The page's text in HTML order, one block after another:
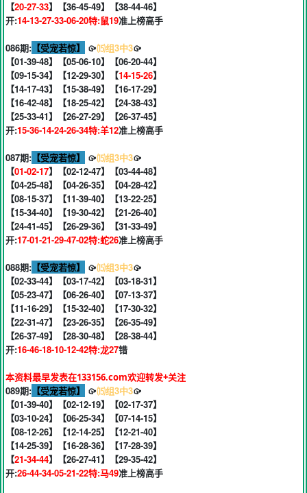
【20-27-33】【36-45-49】【38-44-46】
开:14-13-27-33-06-20特:鼠19准上榜高手
086期: 【受宠若惊】 🥠⒂组3中3🥠
【01-39-48】【05-06-10】【06-20-44】
【09-15-34】【12-29-30】【14-15-26】
【14-17-43】【15-38-49】【16-17-29】
【16-42-48】【18-25-42】【24-38-43】
【25-33-41】【26-27-29】【26-37-45】
开:15-36-14-24-26-34特:羊12准上榜高手
087期: 【受宠若惊】 🥠⒂组3中3🥠
【01-02-17】【02-12-47】【03-44-48】
【04-25-48】【04-26-35】【04-28-42】
【08-15-37】【11-39-40】【13-22-25】
【15-34-40】【19-30-42】【21-26-40】
【24-41-45】【26-29-36】【31-33-49】
开:17-01-21-29-47-02特:蛇26准上榜高手
088期: 【受宠若惊】 🥠⒂组3中3🥠
【02-33-44】【03-17-42】【03-18-31】
【05-23-47】【06-26-40】【07-13-37】
【11-16-29】【15-32-40】【17-30-32】
【22-31-47】【23-26-35】【26-35-49】
【26-37-49】【28-30-48】【28-38-44】
开:16-46-18-10-12-42特:龙27错
本资料最早发表在133156.com欢迎转发+关注
089期: 【受宠若惊】 🥠⒂组3中3🥠
【01-39-40】【02-12-19】【02-17-37】
【03-10-24】【06-25-34】【07-14-15】
【08-12-26】【12-14-25】【12-21-40】
【14-25-39】【16-28-36】【17-28-39】
【21-34-44】【26-27-41】【29-35-42】
开:26-44-34-05-21-22特:马49准上榜高手